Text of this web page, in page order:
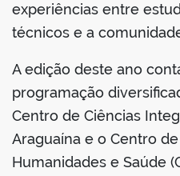
experiências entre
técnicos e a
A edição deste ano
programação
Centro de Ciências
Araguaína e o Centro
Humanidades e Saúde